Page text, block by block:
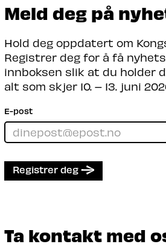
Meld deg på
Hold deg oppdatert om
Registrer deg for å få
innboksen slik at du holder
alt som skjer 10. – 13. juni
E-post
Registrer deg
Ta kontakt med